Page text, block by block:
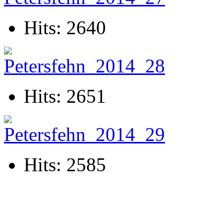
Hits: 2640
Hits: 2651
Hits: 2585